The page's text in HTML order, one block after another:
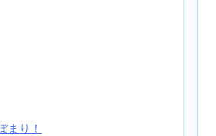
まり！